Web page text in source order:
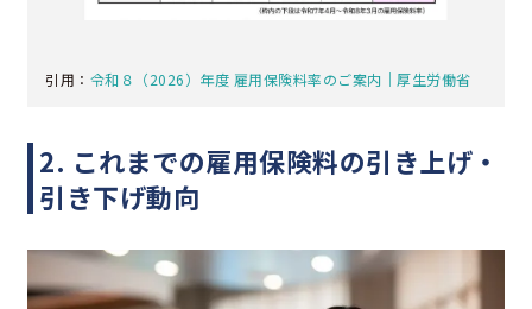
引用： 令和８（2026）年度 雇用保険料率のご案内｜厚生労働省
2. これまでの雇用保険料の引き上げ・
引き下げ動向